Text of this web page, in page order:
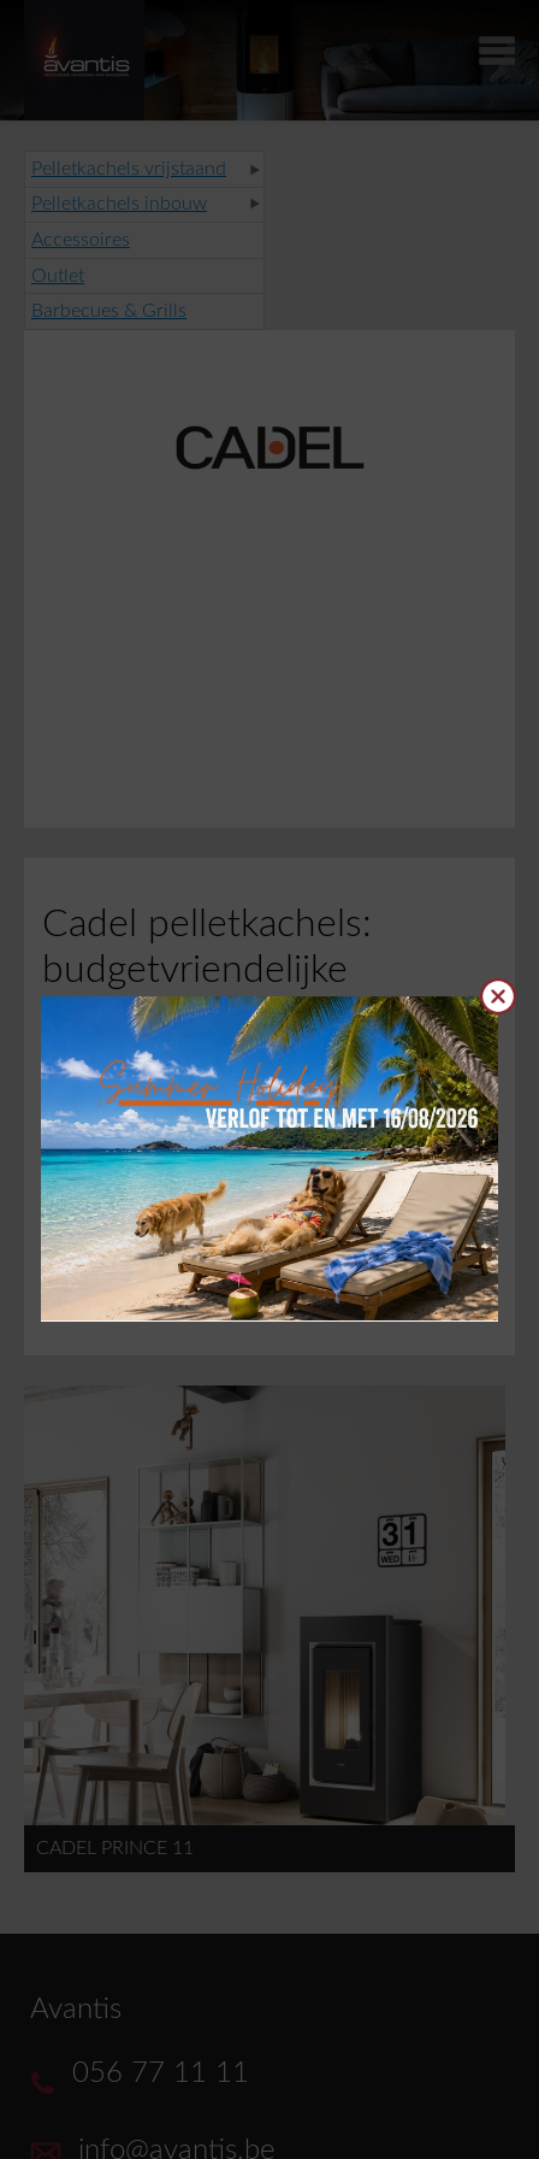
Pelletkachels vrijstaand
Pelletkachels inbouw
Accessoires
Outlet
Barbecues & Grills
Cadel pelletkachels:
budgetvriendelijke
Italiaanse kwaliteit
Cadel is de budgetlijn van MCZ pelletkachels, bekend
om hun pure vormgeving en uitstekende prijs-
kwaliteitverhouding. Deze Italiaanse pelletkachels
combineren een goede afwerking met een modern
design, ideaal voor wie betaalbaar wil verwarmen
zonder in te leveren op stijl. Hoewel ze geen
afstandsbediening hebben, zijn ze eenvoudig te
bedienen via wifi, wat extra gebruiksgemak biedt. Kies
voor Cadel en geniet van efficiënte, stijlvolle
verwarming.
CADEL PRINCE 11
Avantis
056 77 11 11
info@avantis.be